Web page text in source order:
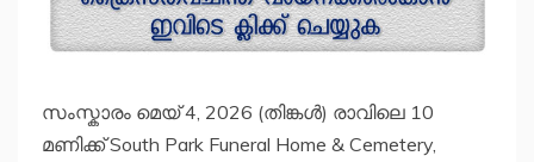
സംസ്കാരം മെയ് 4, 2026 (തിങ്കൾ) രാവിലെ 10
മണിക്ക് South Park Funeral Home & Cemetery,